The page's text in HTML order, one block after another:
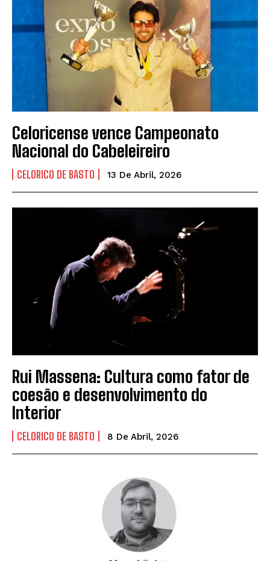
Celoricense vence Campeonato
Nacional do Cabeleireiro
CELORICO DE BASTO 13 De Abril, 2026
Rui Massena: Cultura como fator de
coesão e desenvolvimento do
Interior
CELORICO DE BASTO 8 De Abril, 2026